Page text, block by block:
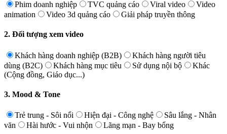
Phim doanh nghiệp TVC quảng cáo Viral video
Video
animation
Video 3d quảng cáo Giải pháp truyền thông
2. Đối tượng xem video
Khách hàng doanh nghiệp (B2B)
Khách hàng người tiêu
dùng (B2C)
Khách hàng mục tiêu Sử dụng nội bộ
Khác
(Cộng đồng, Giáo dục...)
3. Mood & Tone
Trẻ trung - Sôi nổi Hiện đại - Công nghệ
Sâu lắng - Nhân
văn
Hài hước - Vui nhộn Lãng mạn - Bay bổng